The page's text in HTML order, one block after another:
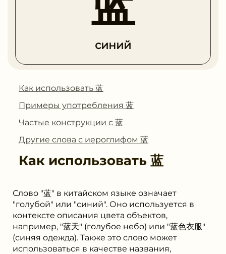
синий
Как использовать 蓝
Примеры употребления 蓝
Частые конструкции с 蓝
Другие слова с иероглифом 蓝
Как использовать 蓝
Слово "蓝" в китайском языке означает
"голубой" или "синий". Оно используется в
контексте описания цвета объектов,
например, "蓝天" (голубое небо) или "蓝色衣服"
(синяя одежда). Также это слово может
использоваться в качестве названия,